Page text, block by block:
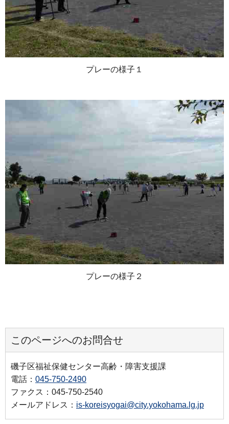
プレーの様子１
プレーの様子２
このページへのお問合せ
磯子区福祉保健センター高齢・障害支援課
電話： 045-750-2490
ファクス：045-750-2540
メールアドレス： is-koreisyogai@city.yokohama.lg.jp